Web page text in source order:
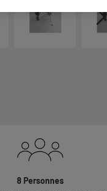
8 Personnes